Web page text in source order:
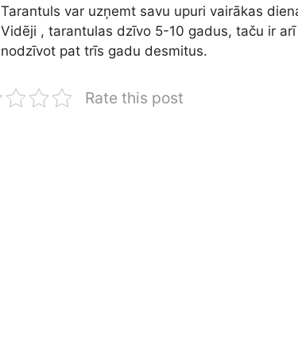
Tarantuls var uzņemt savu upuri vairākas
Vidēji , tarantulas dzīvo 5-10 gadus, taču ir
nodzīvot pat trīs gadu desmitus.
Rate this post